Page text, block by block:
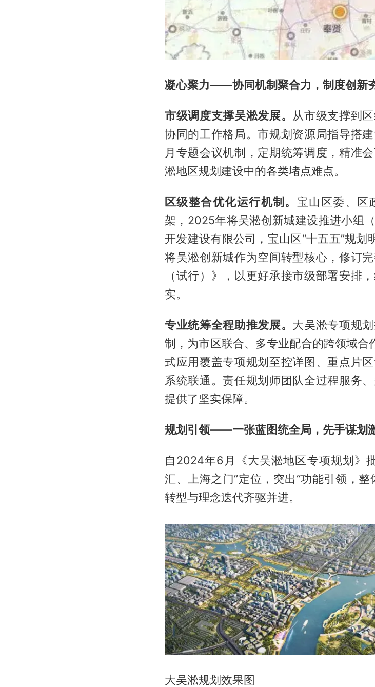
凝心聚力——协同机制聚合力，制度创新
市级调度支撑吴淞发展。 从市级支撑到
协同的工作格局。市规划资源局指导搭
月专题会议机制，定期统筹调度，精准
淞地区规划建设中的各类堵点难点。
区级整合优化运行机制。 宝山区委、区
架，2025年将吴淞创新城建设推进小组
开发建设有限公司，宝山区“十五五”规划
将吴淞创新城作为空间转型核心，修订
（试行）》，以更好承接市级部署安排
实。
专业统筹全程助推发展。 大吴淞专项规
制，为市区联合、多专业配合的跨领域合
式应用覆盖专项规划至控详图、重点片
系统联通。责任规划师团队全过程服务
提供了坚实保障。
规划引领——一张蓝图统全局，先手谋划
自2024年6月《大吴淞地区专项规划》
汇、上海之门”定位，突出“功能引领，
转型与理念迭代齐驱并进。
大吴淞规划效果图